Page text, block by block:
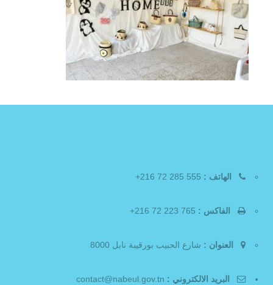
الهاتف :
الفاكس :
العنوان : شارع الحبيب بورقيبة نابل 8000
البريد الالكتروني :